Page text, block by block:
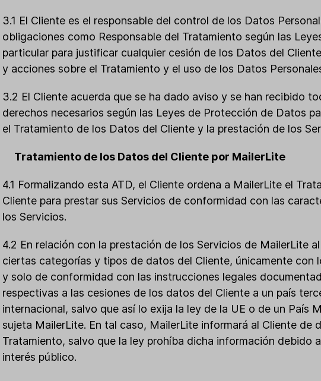
3.1 El Cliente es el responsable del control de los Datos
obligaciones como Responsable del Tratamiento según las
particular para justificar cualquier cesión de los Datos del
y acciones sobre el Tratamiento y el uso de los Datos
3.2 El Cliente acuerda que se ha dado aviso y se han recibido
derechos necesarios según las Leyes de Protección de Datos
el Tratamiento de los Datos del Cliente y la prestación de los
Tratamiento de los Datos del Cliente por MailerLite
4.1 Formalizando esta ATD, el Cliente ordena a MailerLite el
Cliente para prestar sus Servicios de conformidad con las
los Servicios.
4.2 En relación con la prestación de los Servicios de MailerLite
ciertas categorías y tipos de datos del Cliente, únicamente con
y solo de conformidad con las instrucciones legales
respectivas a las cesiones de los datos del Cliente a un país
internacional, salvo que así lo exija la ley de la UE o de un País
sujeta MailerLite. En tal caso, MailerLite informará al Cliente de
Tratamiento, salvo que la ley prohíba dicha información debido
interés público.